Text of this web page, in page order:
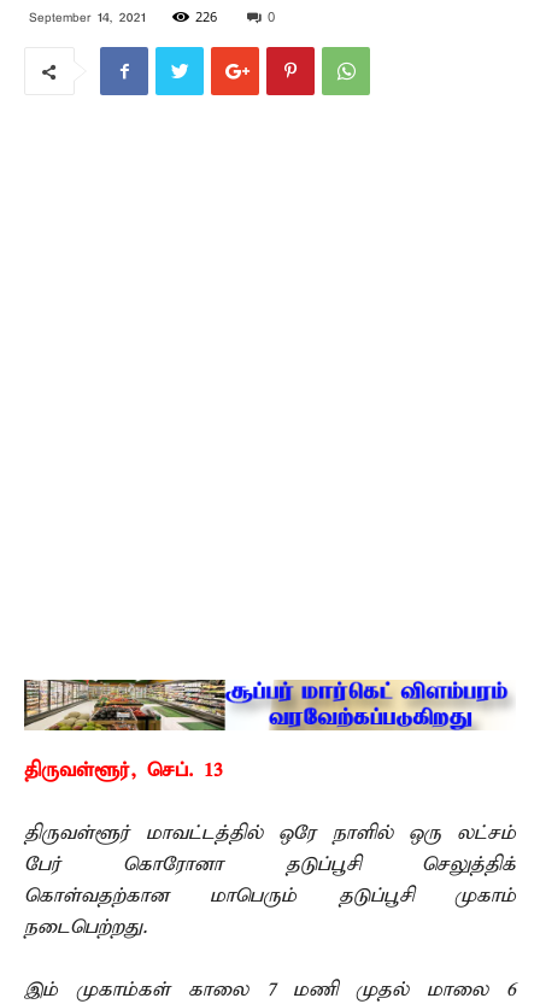
September 14, 2021 226 0
திருவள்ளூர், செப். 13 –
திருவள்ளூர் மாவட்டத்தில் ஒரே நாளில் ஒரு லட்சம்
பேர் கொரோனா தடுப்பூசி செலுத்திக்
கொள்வதற்கான மாபெரும் தடுப்பூசி முகாம்
நடைபெற்றது.
இம் முகாம்கள் காலை 7 மணி முதல் மாலை 6